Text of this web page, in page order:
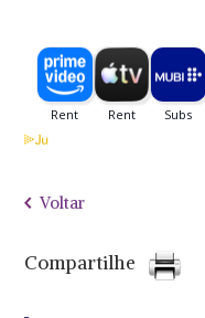
Voltar
Compartilhe